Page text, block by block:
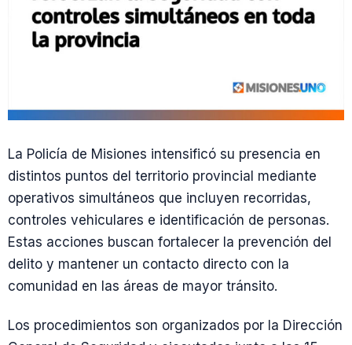
La Policía de Misiones intensificó su presencia en
distintos puntos del territorio provincial mediante
operativos simultáneos que incluyen recorridas,
controles vehiculares e identificación de personas.
Estas acciones buscan fortalecer la prevención del
delito y mantener un contacto directo con la
comunidad en las áreas de mayor tránsito.
Los procedimientos son organizados por la Dirección